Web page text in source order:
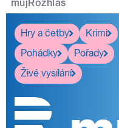
mujRozhlas
Hry a četby
Krimi
Pohádky
Pořady
Živé vysílání